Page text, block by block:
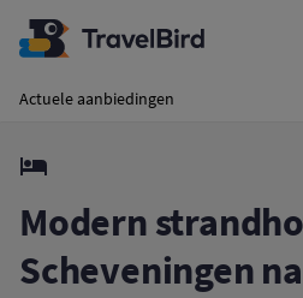
Actuele aanbiedingen
Modern
Scheveningen